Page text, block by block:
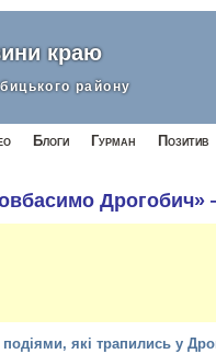
краю
району
Блоги Гурман Позитив
Дрогобич»
подіями, які трапились у